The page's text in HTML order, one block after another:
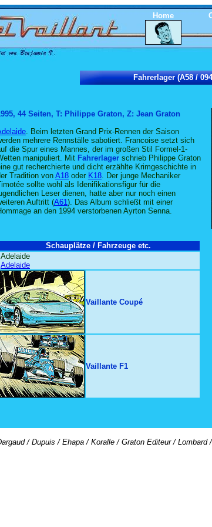
Home
Fahrerlager (A58 /
44 Seiten, T: Philippe Graton, Z: Jean Graton
. Beim letzten Grand Prix-Rennen der Saison
mehrere Rennställe sabotiert. Francoise setzt sich
die Spur eines Mannes, der im großen Stil Formel-1-
manipuliert. Mit Fahrerlager schrieb Philippe Graton
gut recherchierte und dicht erzählte Krimgeschichte in
Tradition von A18 oder K18. Der junge Mechaniker
sollte wohl als Idenifikationsfigur für die
Leser dienen, hatte aber nur noch einen
Auftritt (A61). Das Album schließt mit einer
an den 1994 verstorbenen Ayrton Senna.
Schauplätze / Fahrzeuge etc.
Adelaide
Vaillante Coupé
Vaillante F1
/ Dupuis / Ehapa / Koralle / Graton Editeur /